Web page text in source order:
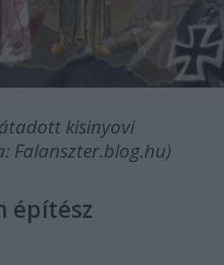
kisinyovi
Falanszter.blog.hu)
építész